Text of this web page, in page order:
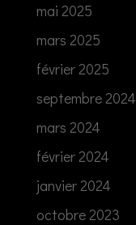
mai 2025
mars 2025
février 2025
septembre 2024
mars 2024
février 2024
janvier 2024
octobre 2023